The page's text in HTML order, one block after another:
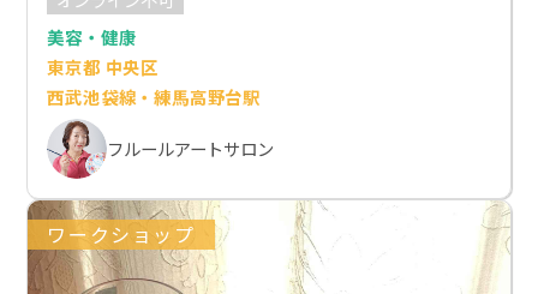
美容・健康
東京都 中央区
西武池袋線・練馬高野台駅
フルールアートサロン
ワークショップ